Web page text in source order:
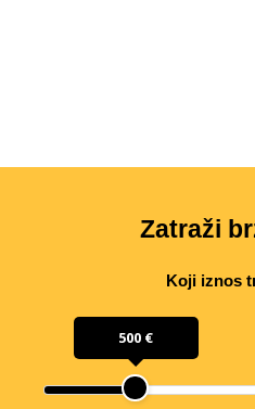
Zatraži
Koji iznos
500 €